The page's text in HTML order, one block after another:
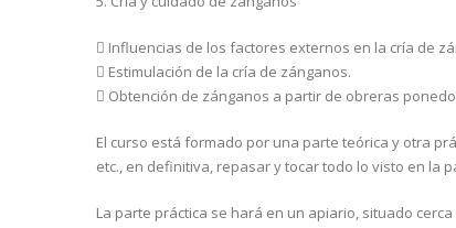
 Influencias de los factores externos en la cría de
 Estimulación de la cría de zánganos.
 Obtención de zánganos a partir de obreras
El curso está formado por una parte teórica y otra
etc., en definitiva, repasar y tocar todo lo visto en la
La parte práctica se hará en un apiario, situado